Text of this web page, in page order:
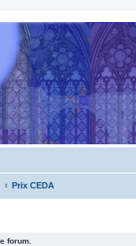
Prix CEDA
forum.